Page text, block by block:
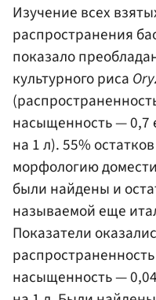
Изучение всех
распространения
показало
культурного риса
насыщенность — 0,7
на 1 л). 55%
морфологию
были найдены и
называемой еще
Показатели
насыщенность —